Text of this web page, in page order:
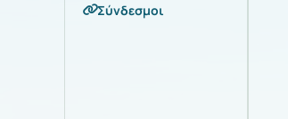
Σύνδεσμοι